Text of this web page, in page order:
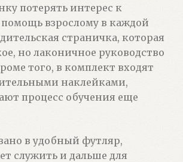
потерять интерес к
взрослому в каждой
страничка, которая
но лаконичное руководство
того, в комплект входят
наклейками,
процесс обучения еще
в удобный футляр,
служить и дальше для